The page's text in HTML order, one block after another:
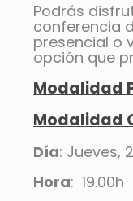
Podrás
conferencia
presencial o
opción que
Modalidad
Modalidad
Día: Jueves,
Hora: 19.00h